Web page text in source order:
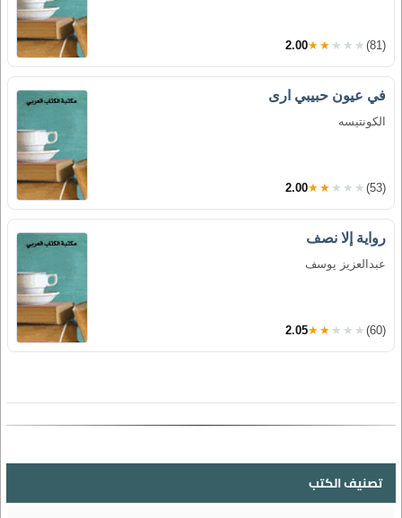
2.00★★★★★ (81)
في عيون حبيبي ارى
الكونتيسه
2.00★★★★★ (53)
رواية إلا نصف
عبدالعزيز يوسف
2.05★★★★★ (60)
تصنيف الكتب